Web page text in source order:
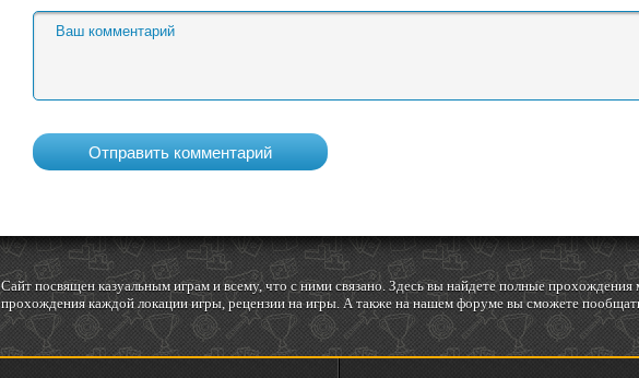
Cайт посвящен казуальным играм и всему, что с ними связано. Здесь вы найдете полные
прохождения каждой локации игры, рецензии на игры. А также на нашем форуме вы сможете